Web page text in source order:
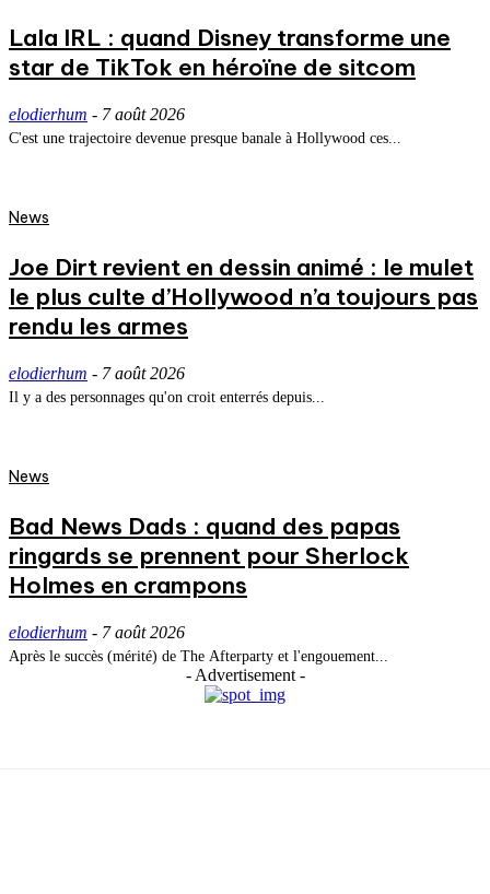
Lala IRL : quand Disney transforme une
star de TikTok en héroïne de sitcom
elodierhum - 7 août 2026
C'est une trajectoire devenue presque banale à Hollywood ces...
News
Joe Dirt revient en dessin animé : le mulet
le plus culte d’Hollywood n’a toujours pas
rendu les armes
elodierhum - 7 août 2026
Il y a des personnages qu'on croit enterrés depuis...
News
Bad News Dads : quand des papas
ringards se prennent pour Sherlock
Holmes en crampons
elodierhum - 7 août 2026
Après le succès (mérité) de The Afterparty et l'engouement...
- Advertisement -